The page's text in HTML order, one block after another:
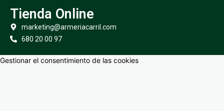
Tienda Online
marketing@armeriacarril.com
680 20 00 97
Gestionar el consentimiento de las cookies